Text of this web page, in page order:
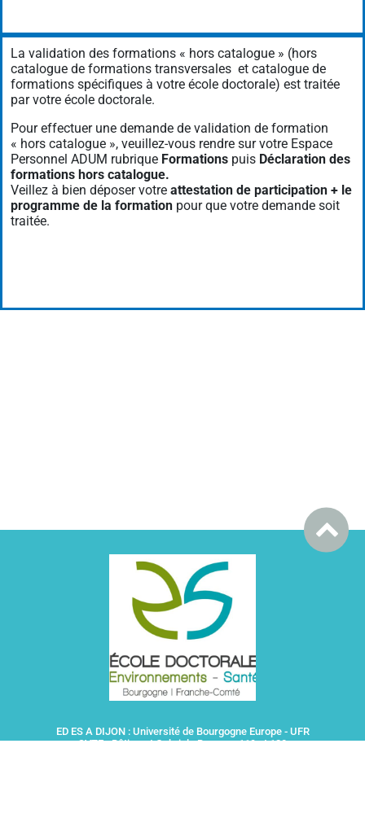
La validation des formations « hors catalogue » (hors
catalogue de formations transversales et catalogue de
formations spécifiques à votre école doctorale) est traitée
par votre école doctorale.
Pour effectuer une demande de validation de formation
« hors catalogue », veuillez-vous rendre sur votre Espace
Personnel ADUM rubrique Formations puis Déclaration des
formations hors catalogue.
Veillez à bien déposer votre attestation de participation + le
programme de la formation pour que votre demande soit
traitée.
ED ES A DIJON : Université de Bourgogne Europe - UFR
SVTE - Bâtiment Gabriel - Bureaux 119 et 120